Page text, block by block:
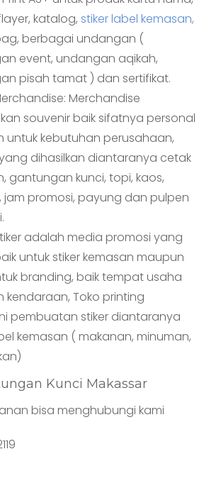
katalog, stiker label kemasan,
berbagai undangan (
event, undangan aqikah,
pisah tamat ) dan sertifikat.
Merchandise
souvenir baik sifatnya personal
untuk kebutuhan perusahaan,
dihasilkan diantaranya cetak
gantungan kunci, topi, kaos,
jam promosi, payung dan pulpen
adalah media promosi yang
untuk stiker kemasan maupun
branding, baik tempat usaha
kendaraan, Toko printing
pembuatan stiker diantaranya
kemasan ( makanan, minuman,
Kunci Makassar
bisa menghubungi kami